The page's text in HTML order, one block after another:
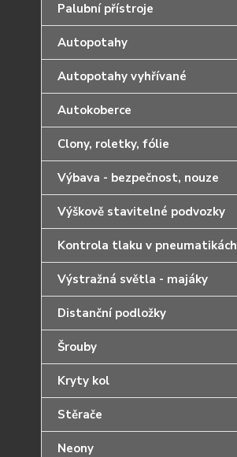
Palubní přístroje
Autopotahy
Autopotahy vyhřívané
Autokoberce
Clony, roletky, fólie
Výbava - bezpečnost, nouze
Výškově stavitelné podvozky
Kontrola tlaku v pneumatikách
Výstražná světla - majáky
Distanční podložky
Šrouby
Kryty kol
Stěrače
Neony